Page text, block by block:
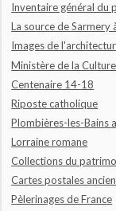
Inventaire général du
La source de Sarmery
Images de
Ministère de la
Centenaire 14-18
Riposte catholique
Plombières-les-Bains
Lorraine romane
Collections du
Cartes postales
Pèlerinages de France